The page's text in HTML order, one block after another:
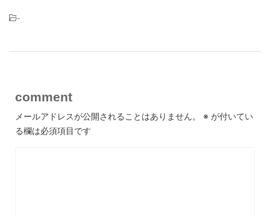
-
comment
メールアドレスが公開されることはありません。 ※ が付いてい
る欄は必須項目です